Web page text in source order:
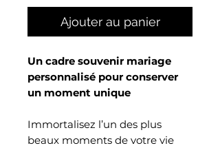
Ajouter au panier
Un cadre souvenir mariage
personnalisé pour conserver
un moment unique
Immortalisez l’un des plus
beaux moments de votre vie